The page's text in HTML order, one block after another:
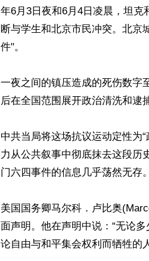
年6月3日夜和6月4日凌晨，坦
断与学生和北京市民冲突。北京
件"。
一夜之间的镇压造成的死伤数字
后在全国范围展开政治清洗和逮
中共当局将这场抗议运动定性为
力从公共叙事中彻底抹去这段历
门六四事件的信息几乎荡然无存。
美国国务卿马尔科．卢比奥
面声明。他在声明中说：“无论
论自由与和平集会权利而牺牲的